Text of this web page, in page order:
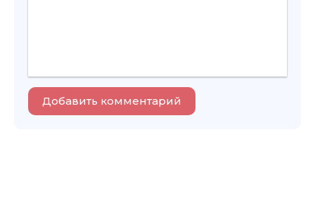
Добавить комментарий